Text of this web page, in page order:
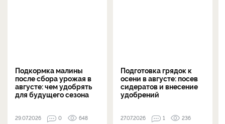
Подкормка малины
после сбора урожая в
августе: чем удобрять
для будущего сезона
29.07.2026 0 648
Подготовка грядок к
осени в августе: посев
сидератов и внесение
удобрений
27.07.2026 1 236